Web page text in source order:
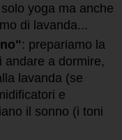
yoga ma anche
di lavanda...
: prepariamo la
andare a dormire,
lavanda (se
e
il sonno (i toni